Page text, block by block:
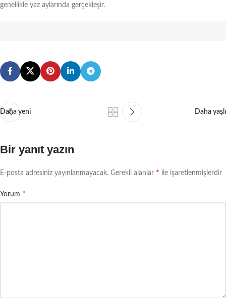
genellikle yaz aylarında gerçekleşir.
Daha yeni Daha yaşlı
Bir yanıt yazın
E-posta adresiniz yayınlanmayacak. Gerekli alanlar * ile işaretlenmişlerdir
Yorum *